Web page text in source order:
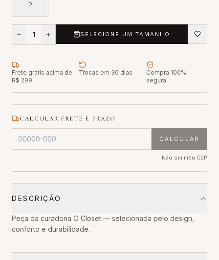
P
1 SELECIONE UM TAMANHO
Frete grátis acima de
R$ 299
Trocas em 30 dias
Compra 100%
segura
CALCULAR FRETE E PRAZO
CALCULAR
Não sei meu CEP
DESCRIÇÃO
Peça da curadoria O Closet — selecionada pelo design,
conforto e durabilidade.